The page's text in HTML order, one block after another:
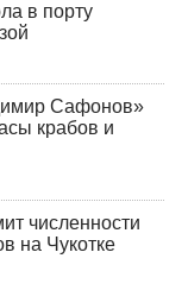
в порту
Сафонов»
крабов и
численности
на Чукотке